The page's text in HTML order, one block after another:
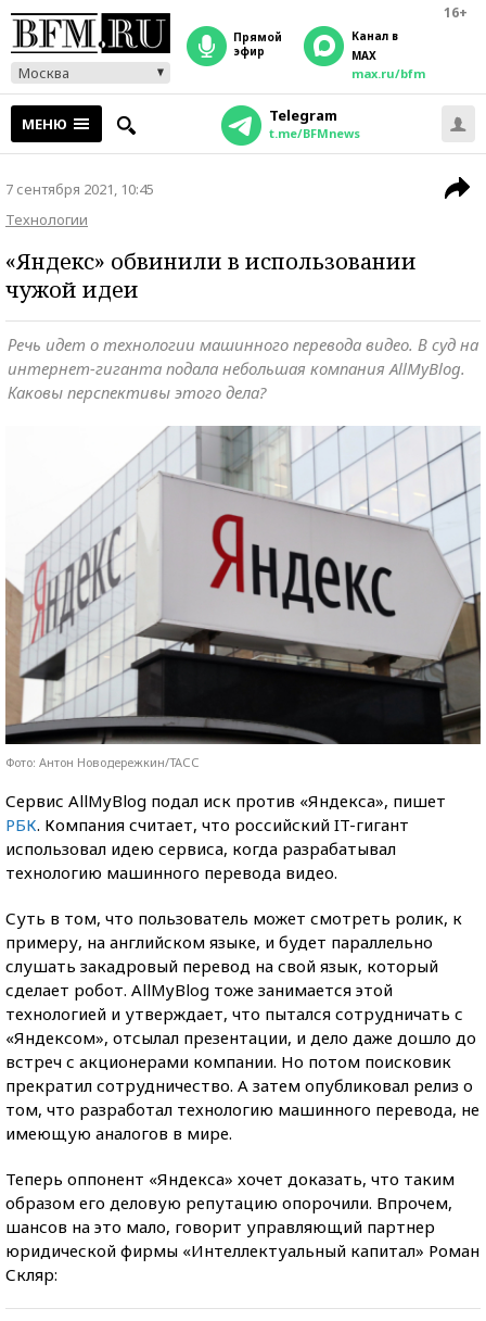
16+
Москва
прямой
эфир
Канал в
MAX
max.ru/bfm
МЕНЮ Telegram
t.me/BFMnews
7 сентября 2021, 10:45
Технологии
«Яндекс» обвинили в использовании
чужой идеи
Речь идет о технологии машинного перевода видео. В суд на
интернет-гиганта подала небольшая компания AllMyBlog.
Каковы перспективы этого дела?
Фото: Антон Новодережкин/ТАСС
Сервис AllMyBlog подал иск против «Яндекса», пишет
РБК. Компания считает, что российский IT-гигант
использовал идею сервиса, когда разрабатывал
технологию машинного перевода видео.
Суть в том, что пользователь может смотреть ролик, к
примеру, на английском языке, и будет параллельно
слушать закадровый перевод на свой язык, который
сделает робот. AllMyBlog тоже занимается этой
технологией и утверждает, что пытался сотрудничать с
«Яндексом», отсылал презентации, и дело даже дошло до
встреч с акционерами компании. Но потом поисковик
прекратил сотрудничество. А затем опубликовал релиз о
том, что разработал технологию машинного перевода, не
имеющую аналогов в мире.
Теперь оппонент «Яндекса» хочет доказать, что таким
образом его деловую репутацию опорочили. Впрочем,
шансов на это мало, говорит управляющий партнер
юридической фирмы «Интеллектуальный капитал» Роман
Скляр: